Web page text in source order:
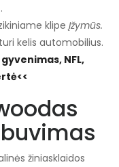
.
klipe Įžymūs.
kelis automobilius.
NFL,
žiniasklaidos